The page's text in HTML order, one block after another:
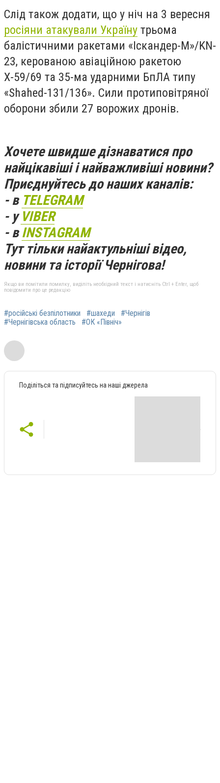
Слід також додати, що у ніч на 3 вересня
росіяни атакували Україну трьома
балістичними ракетами «Іскандер-М»/KN-
23, керованою авіаційною ракетою
Х-59/69 та 35-ма ударними БпЛА типу
«Shahed-131/136». Сили протиповітряної
оборони збили 27 ворожих дронів.
Хочете швидше дізнаватися про
найцікавіші і найважливіші новини?
Приєднуйтесь до наших каналів:
- в TELEGRAM
- у VIBER
- вINSTAGRAM
Тут тільки найактульніші відео,
новини та історії Чернігова!
Якщо ви помітили помилку, виділіть необхідний текст і натисніть Ctrl + Enter, щоб
повідомити про це редакцію
#російські безпілотники #шахеди
#Чернігів
#Чернігівська область
#ОК «Північ»
Поділіться та підписуйтесь на наші джерела